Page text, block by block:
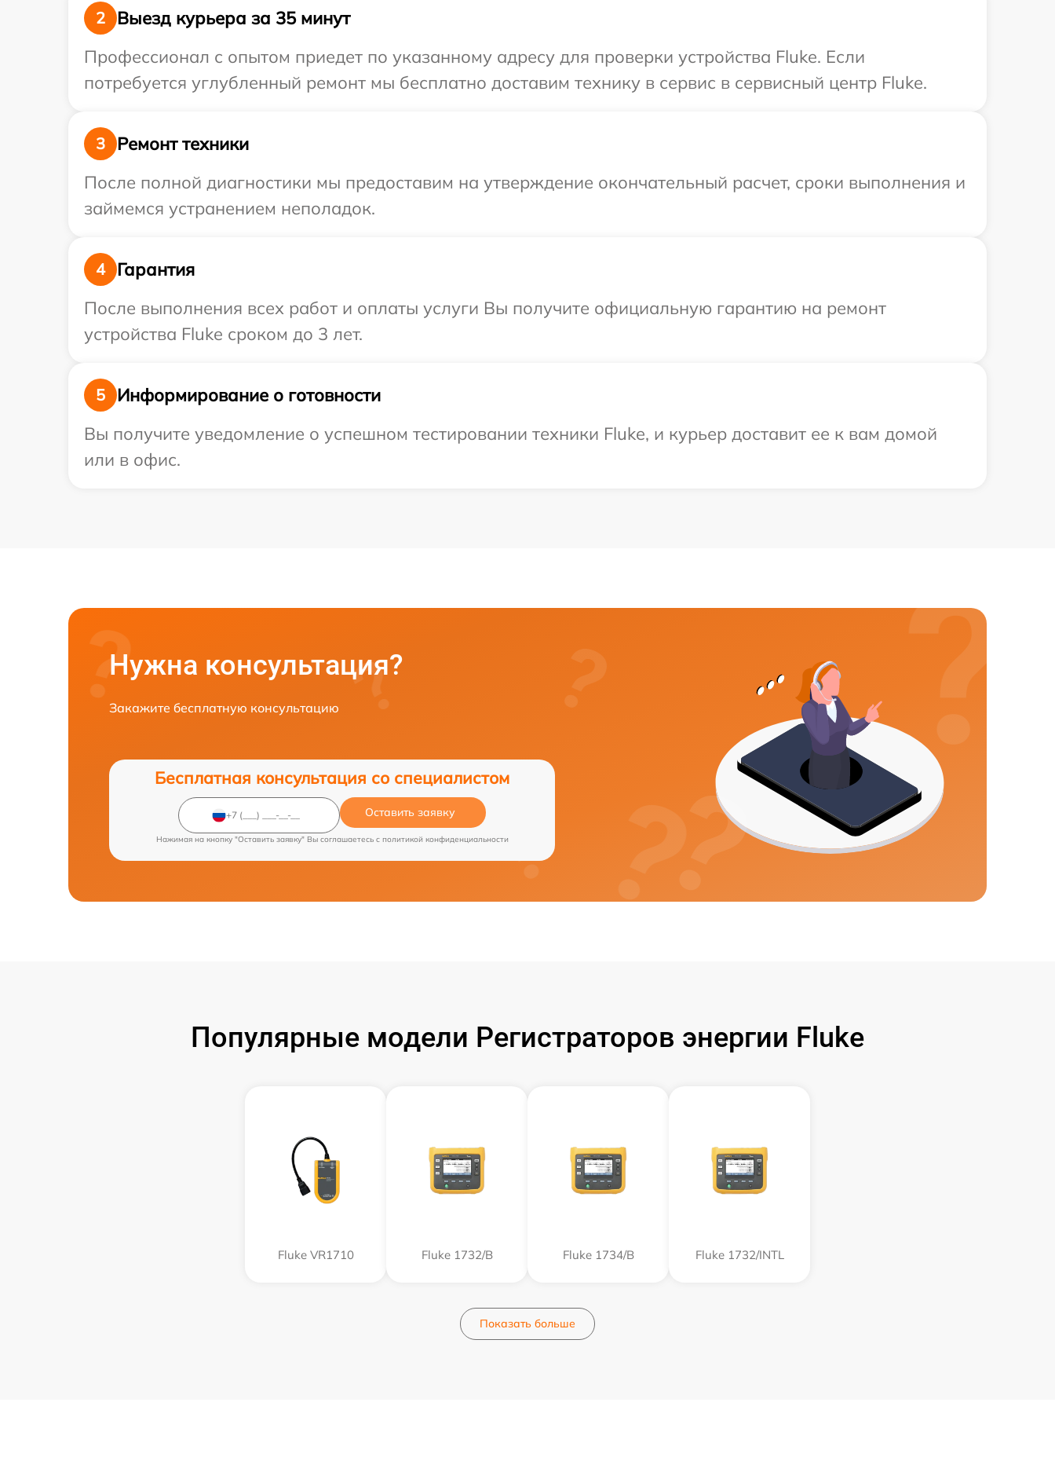
2
Выезд курьера за 35 минут
Профессионал с опытом приедет по указанному адресу для проверки устройства Fluke. Если
потребуется углубленный ремонт мы бесплатно доставим технику в сервис в сервисный центр Fluke.
3
Ремонт техники
После полной диагностики мы предоставим на утверждение окончательный расчет, сроки выполнения и
займемся устранением неполадок.
4
Гарантия
После выполнения всех работ и оплаты услуги Вы получите официальную гарантию на ремонт
устройства Fluke сроком до 3 лет.
5
Информирование о готовности
Вы получите уведомление о успешном тестировании техники Fluke, и курьер доставит ее к вам домой
или в офис.
Нужна консультация?
Закажите бесплатную консультацию
Бесплатная консультация со специалистом
Оставить заявку
Нажимая на кнопку "Оставить заявку" Вы соглашаетесь c политикой конфиденциальности
Популярные модели Регистраторов энергии Fluke
Fluke VR1710 Fluke 1732/B Fluke 1734/B Fluke 1732/INTL
Показать больше